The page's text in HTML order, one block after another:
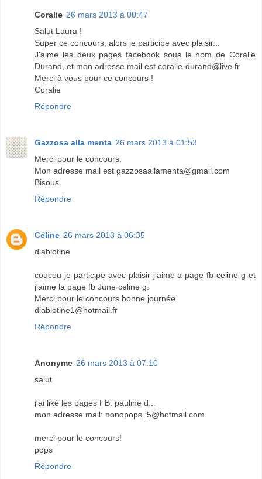
Coralie 26 mars 2013 à 00:47
Salut Laura !
Super ce concours, alors je participe avec plaisir...
J'aime les deux pages facebook sous le nom de Coralie
Durand, et mon adresse mail est coralie-durand@live.fr
Merci à vous pour ce concours !
Coralie
Répondre
Gazzosa alla menta 26 mars 2013 à 01:53
Merci pour le concours.
Mon adresse mail est gazzosaallamenta@gmail.com
Bisous
Répondre
Céline 26 mars 2013 à 06:35
diablotine
coucou je participe avec plaisir j'aime a page fb celine g et
j'aime la page fb June celine g.
Merci pour le concours bonne journée
diablotine1@hotmail.fr
Répondre
Anonyme 26 mars 2013 à 07:10
salut
j'ai liké les pages FB: pauline d...
mon adresse mail: nonopops_5@hotmail.com
merci pour le concours!
pops
Répondre